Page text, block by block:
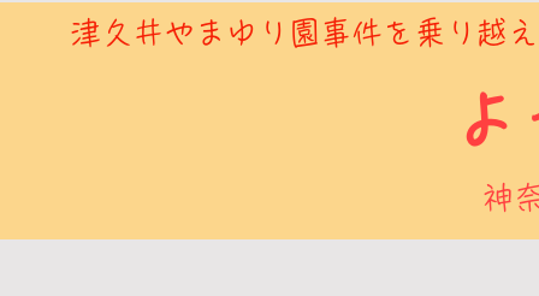
津久井やまゆり園事件を乗り越
神